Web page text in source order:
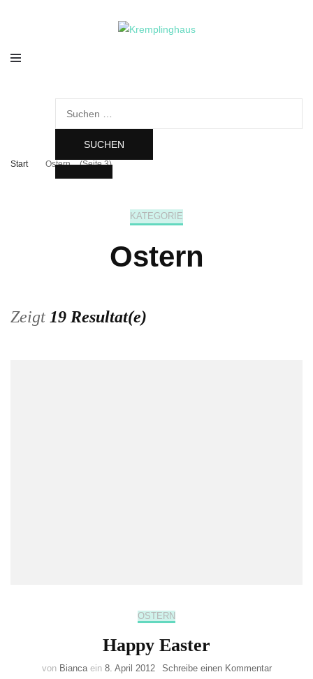
Kremplinghaus
Start Ostern (Seite 3)
KATEGORIE
Ostern
Zeigt 19 Resultat(e)
OSTERN
Happy Easter
von Bianca ein 8. April 2012 Schreibe einen Kommentarzu